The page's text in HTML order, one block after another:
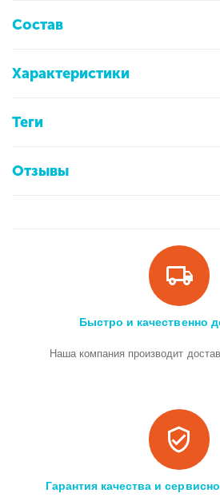
Состав
Характеристики
Теги
Отзывы
Быстро и качественно
Наша компания производит
Гарантия качества и